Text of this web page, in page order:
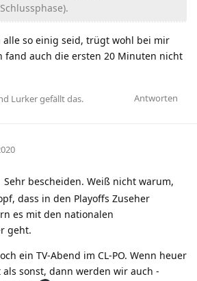
alle so einig seid, trügt wohl bei mir
fand auch die ersten 20 Minuten nicht
Antworten
Lurkergefällt das.
Sehr bescheiden. Weiß nicht warum,
dass in den Playoffs Zuseher
es mit den nationalen
geht.
ein TV-Abend im CL-PO. Wenn heuer
sonst, dann werden wir auch -